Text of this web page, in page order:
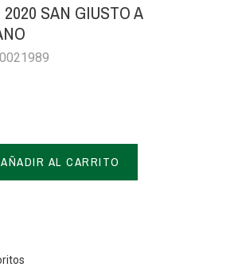
SAN GIUSTO A
AÑADIR AL CARRITO